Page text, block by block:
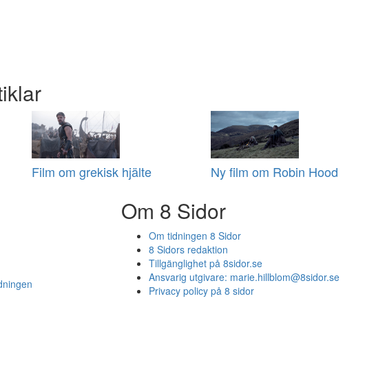
Film om grekisk hjälte Ny film om Robin Hood
Om 8 Sidor
Om tidningen 8 Sidor
8 Sidors redaktion
Tillgänglighet på 8sidor.se
Ansvarig utgivare: marie.hillblom@8sidor.se
Privacy policy på 8 sidor